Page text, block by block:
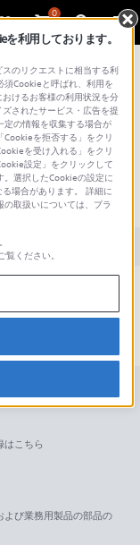
0
の長さお
製品カテゴリー・製品
はこちら
び業務用製品の部品の
利用しております。
のリクエストに相当する利
Cookieと呼ばれ、利用を
けるお客様の利用状況を分
されたサービス・広告を提
の情報を収集する場合が
を拒否する」をクリ
を受け入れる」をクリ
設定」をクリックして
。選択したCookieの設定に
場合があります。 詳細に
取扱いについては、プラ
覧ください。